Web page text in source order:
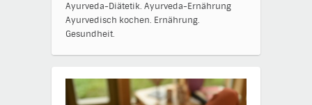
Ayurveda-Diätetik. Ayurveda-Ernährung
Ayurvedisch kochen. Ernährung.
Gesundheit.